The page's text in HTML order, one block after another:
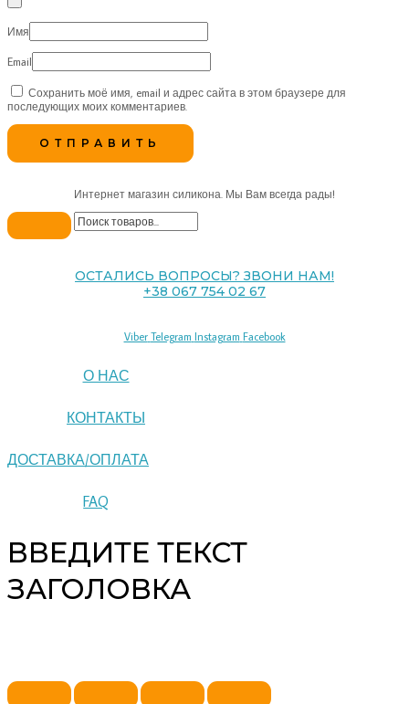
Имя
Email
Сохранить моё имя, email и адрес сайта в этом браузере для
последующих моих комментариев.
Интернет магазин силикона. Мы Вам всегда рады!
ОСТАЛИСЬ ВОПРОСЫ? ЗВОНИ НАМ!
+38 067 754 02 67
Viber Telegram Instagram Facebook
О НАС
КОНТАКТЫ
ДОСТАВКА/ОПЛАТА
FAQ
ВВЕДИТЕ ТЕКСТ
ЗАГОЛОВКА